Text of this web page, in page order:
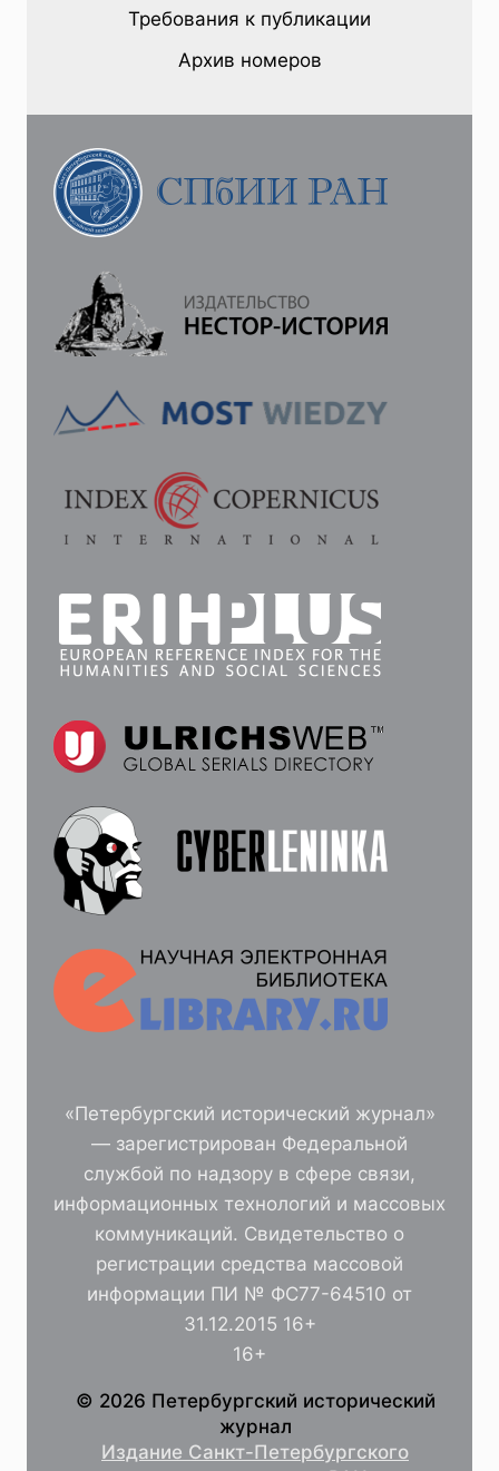
ФОН
/
СЛУГА
ДВУХ
Требования к публикации
Архив номеров
«Петербургский исторический журнал»
— зарегистрирован Федеральной
службой по надзору в сфере связи,
информационных технологий и массовых
коммуникаций. Свидетельство о
регистрации средства массовой
информации ПИ № ФС77-64510 от
31.12.2015 16+
16+
© 2026 Петербургский исторический
журнал
Издание Санкт-Петербургского